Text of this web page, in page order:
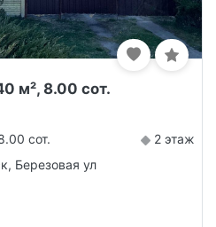
м², 8.00 сот.
сот.
2 этаж
Березовая ул